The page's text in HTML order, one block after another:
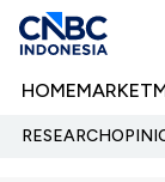
HOMEMARKET
RESEARCH